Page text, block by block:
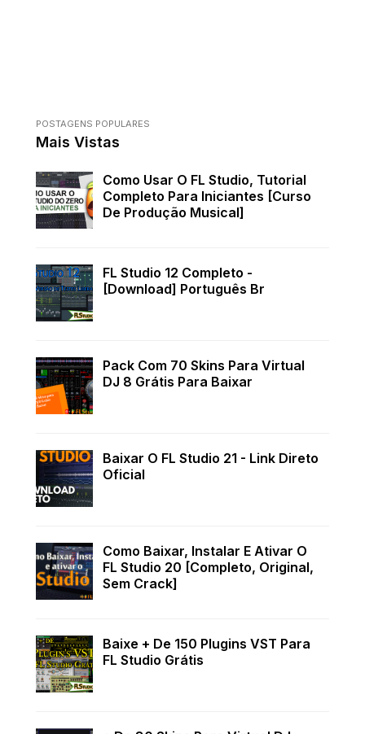
POSTAGENS POPULARES
Mais Vistas
Como Usar O FL Studio, Tutorial
Completo Para Iniciantes [Curso
De Produção Musical]
FL Studio 12 Completo -
[Download] Português Br
Pack Com 70 Skins Para Virtual
DJ 8 Grátis Para Baixar
Baixar O FL Studio 21 - Link Direto
Oficial
Como Baixar, Instalar E Ativar O
FL Studio 20 [Completo, Original,
Sem Crack]
Baixe + De 150 Plugins VST Para
FL Studio Grátis